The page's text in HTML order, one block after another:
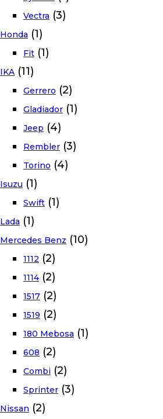
Vectra (3)
Honda (1)
Fit (1)
IKA (11)
Gerrero (2)
Gladiador (1)
Jeep (4)
Rembler (3)
Torino (4)
Isuzu (1)
Swift (1)
Lada (1)
Mercedes Benz (10)
1112 (2)
1114 (2)
1517 (2)
1519 (2)
180 Mebosa (1)
608 (2)
Combi (2)
Sprinter (3)
Nissan (2)